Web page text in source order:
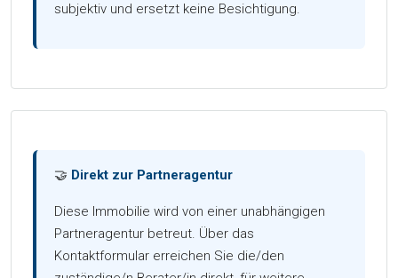
subjektiv und ersetzt keine Besichtigung.
🤝 Direkt zur Partneragentur
Diese Immobilie wird von einer unabhängigen
Partneragentur betreut. Über das
Kontaktformular erreichen Sie die/den